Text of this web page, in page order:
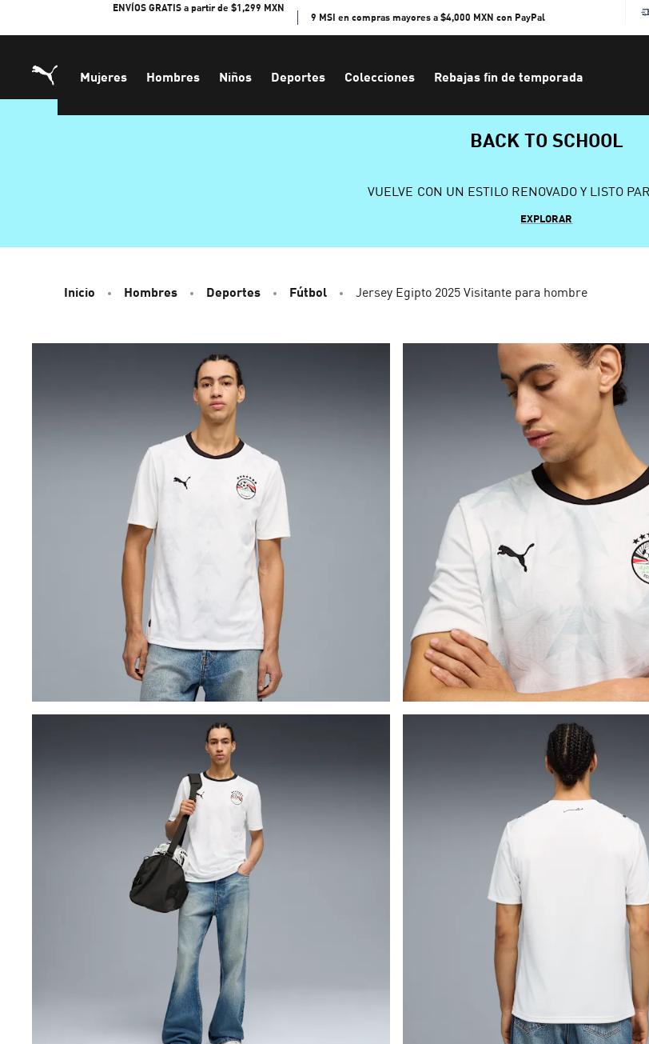
ENVÍOS GRATIS a partir de $1,299 MXN
9 MSI en compras mayores a $4,000 MXN con PayPal
Mujeres Hombres Niños Deportes Colecciones Rebajas fin de temporada
BACK TO SCHOOL
VUELVE CON UN ESTILO RENOVADO Y LISTO
EXPLORAR
Inicio Hombres Deportes Fútbol Jersey Egipto 2025 Visitante para hombre